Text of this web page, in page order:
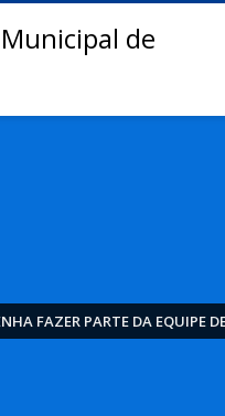
FAZER PARTE DA EQUIPE